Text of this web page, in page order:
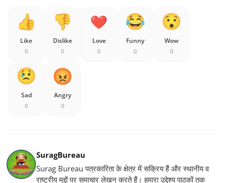
Like
0
Dislike
0
Love
0
Funny
0
Wow
0
Sad
0
Angry
0
SuragBureau
Surag Bureau पत्रकारिता के क्षेत्र में सक्रिय हैं और स्थानीय व
राष्ट्रीय मुद्दों पर समाचार लेखन करते हैं। हमारा उद्देश्य पाठकों तक